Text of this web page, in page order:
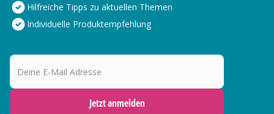
Hilfreiche Tipps zu aktuellen Themen
Individuelle Produktempfehlung
Deine E-Mail Adresse
Jetzt anmelden